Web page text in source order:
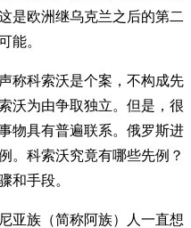
是欧洲继乌克兰之后的第二
能。
称科索沃是个案，不构成先
沃为由争取独立。但是，很
物具有普遍联系。俄罗斯进
。科索沃究竟有哪些先例？
和手段。
亚族（简称阿族）人一直想